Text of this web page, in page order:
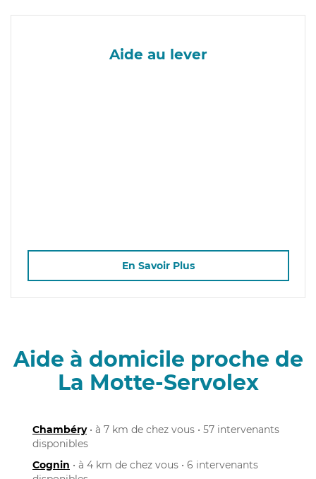
Aide au lever
En Savoir Plus
Aide à domicile proche de
La Motte-Servolex
Chambéry• à 7 km de chez vous • 57 intervenants
disponibles
Cognin • à 4 km de chez vous • 6 intervenants